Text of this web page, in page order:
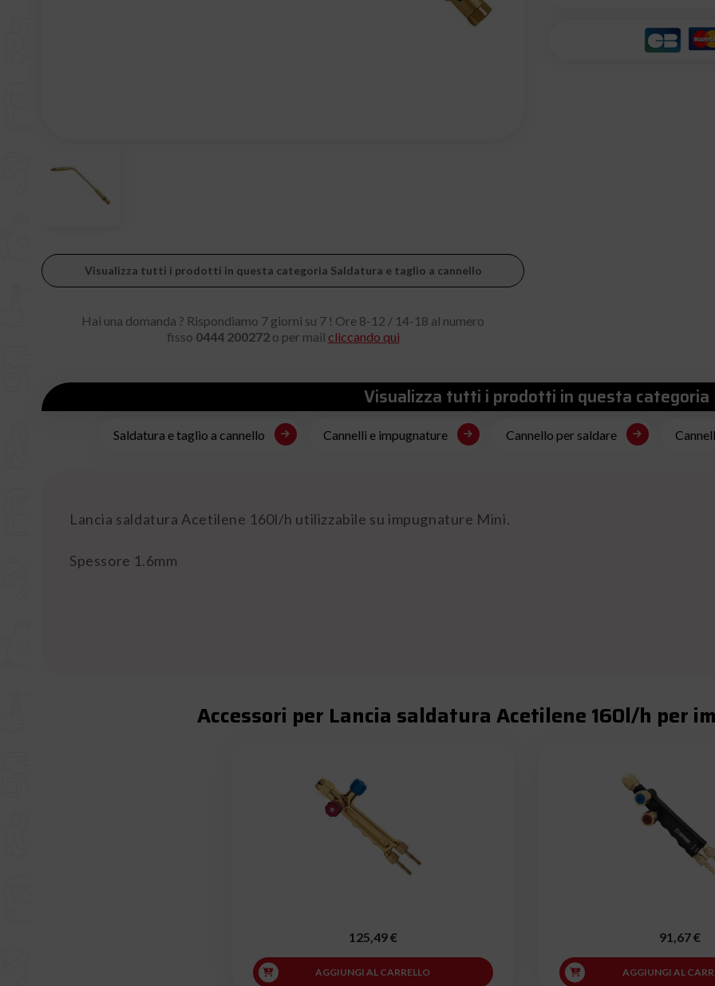
Visualizza tutti i prodotti in questa categoria Saldatura e taglio a cannello
Hai una domanda ? Rispondiamo 7 giorni su 7 ! Ore 8-12 / 14-18 al numero
fisso 0444 200272o per mail cliccando qui
Visualizza tutti i prodotti in questa categoria
Saldatura e taglio a cannello Cannelli e impugnature Cannello per saldare
Lancia saldatura Acetilene 160l/h utilizzabile su impugnature Mini.
Spessore 1.6mm
Accessori per Lancia saldatura Acetilene 160l/h per
125,49 €
AGGIUNGI AL CARRELLO
91,67 €
AGGIUNGI AL